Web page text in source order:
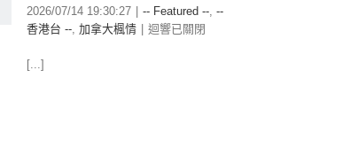
2026/07/14 19:30:27 -- Featured --, --
香港台 --, 加拿大楓情 迴響已關閉
[...]